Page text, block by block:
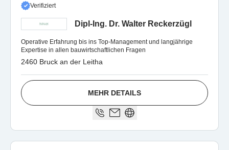
Verifiziert
Dipl-Ing. Dr. Walter Reckerzügl
Operative Erfahrung bis ins Top-Management und langjährige
Expertise in allen bauwirtschaftlichen Fragen
2460 Bruck an der Leitha
MEHR DETAILS